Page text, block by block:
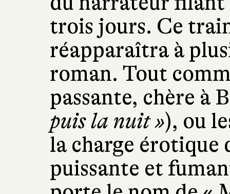
trois jours. Ce
réapparaîtra à
roman. Tout
passante, chère à
puis la nuit »), ou
la charge érotique
puissante et